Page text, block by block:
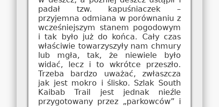
padał tzw. kapuśniaczek –
przyjemna odmiana w porównaniu z
wcześniejszym stanem pogodowym
i tak było już do końca. Cały czas
właściwie towarzyszyły nam chmury
lub mgła, tak, że niewiele było
widać, lecz i to wkrótce przeszło.
Trzeba bardzo uważać, zwłaszcza
jak jest mokro i ślisko. Szlak South
Kaibab Trail jest jednak nieźle
przygotowany przez „parkowców” i